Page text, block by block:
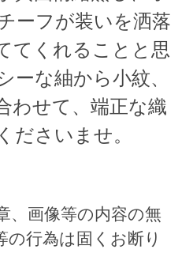
ーフが装いを洒落
てくれることと思
ーな紬から小紋、
わせて、端正な織
ださいませ。